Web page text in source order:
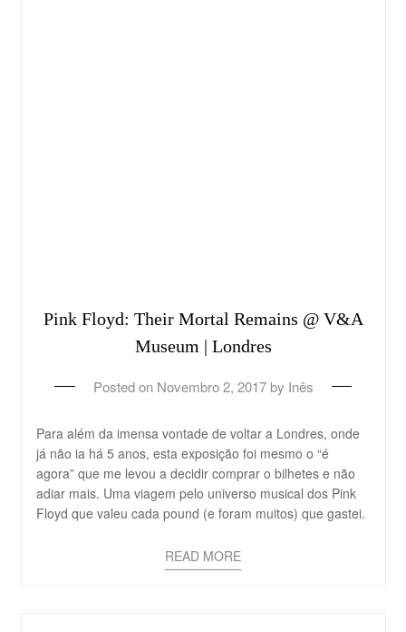
Pink Floyd: Their Mortal Remains @ V&A
Museum | Londres
Posted on Novembro 2, 2017by Inês
Para além da imensa vontade de voltar a Londres, onde
já não ia há 5 anos, esta exposição foi mesmo o “é
agora” que me levou a decidir comprar o bilhetes e não
adiar mais. Uma viagem pelo universo musical dos Pink
Floyd que valeu cada pound (e foram muitos) que gastei.
READ MORE